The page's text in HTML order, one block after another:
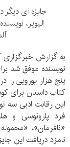
جایزه ای دیگر
الیویر،
به گزارش خبرگزاری
نویسنده موفق شد
کتاب داستان برای
این رقابت ادبی سه
فرد پارونوسی و
«نافرمان»،
نامزد دریافت این